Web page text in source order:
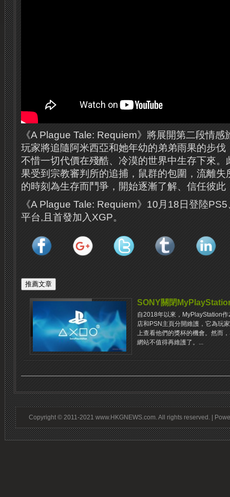
《A Plague Tale: Requiem》將展開第二段情
玩家將追隨阿米西亞和她年幼的弟弟雨果的步伐
不惜一切代價在殘酷、冷漠的世界中生存下來。
果受到宗教審判所的追捕，鼠群的包圍，流離失
的時刻為生存而鬥爭，開始逐漸了解、信任彼
《A Plague Tale: Requiem》10月18日登陸
平台,且首發加入XGP。
SONY關閉
自2018年以來，MyPlayStation
店和PSN主頁分開維護，它為玩
上查看他們的獎杯的機會。然而
網站不值得再維護了。...
Copyright © 2011-2021 www.HKGNEWS.com. All rights reserved. |